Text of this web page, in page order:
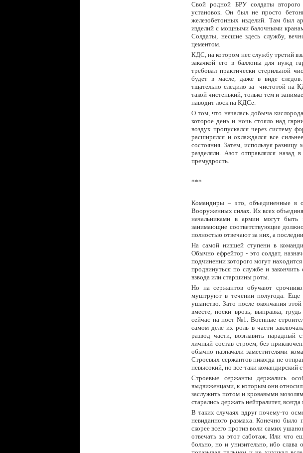
Свой родной БРУ солдаты второго
установок. Он был не просто
железобетонных изделий. Там был
изделий с мощными балочными
Солдаты, несшие здесь службу,
цементом.
КДС, на котором нес службу третий
закачкой его в баллоны для нужд
требовал практически стерильной
будет в масле, даже в виде
тщательно следило за чистотой на
такой чистенький, только тем и
наводит лоск на КДСе.
О том, что началась добыча
которое день и ночь стояло над
воздух пропускался через систему
расширялся и охлаждался все
состояния. Затем, используя
разделяли. Азот отправлялся
премудрость.
***
Командиры – это, объединенные в
Вооруженных силах. Их всех
начальниками в армии могут быть
занимающие соответствующие
полностью отвечают за них, а
На самой низшей ступени в
Обычно ефрейтор - это солдат,
подчинении которого могут
продвинуться по службе и
взвода или старшины роты.
Но на сержантов обучают
муштруют в течении полугода. Еще
ушанство. Зато после окончания
вместе, носки врозь, выправка,
сейчас на пост №1. Военные
самом деле их роль в части
развод части, возглавить
личный состав строем, без
обычно назначали заместителями
Строевых сержантов никогда не
невысокий, но все-таки командирский
Строевые сержанты держались
выдвиженцами, к которым они
заслужить потом и кровавыми
старались держать нейтралитет,
В таких случаях вдруг почему-то
невиданного размаха. Конечно было
скорее всего против воли самих
отвечать за этот саботаж. Или что
больно, но и унизительно, ибо слава